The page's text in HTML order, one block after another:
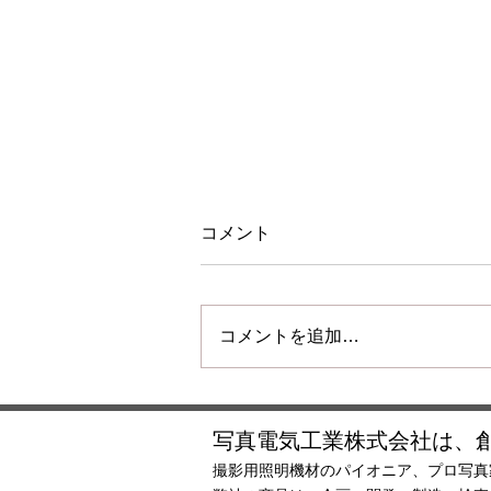
夏季休業のご案内
コメント
コメントを追加…
写真電気工業株式会社は、
撮影用照明機材のパイオニア、プロ写